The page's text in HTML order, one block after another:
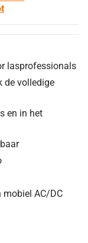
lasprofessionals
de volledige
en in het
mobiel AC/DC